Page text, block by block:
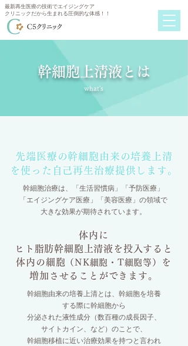
最新再生医療の技術でエイジングケア
クリニックだから生まれる圧倒的な体感！！
幹細胞上清液とは
what's
先端医療の幹細胞由来の培養上清
を使った自己再生治療提供します。
幹細胞治療は、「生活習慣病」「予防医療」
「エイジングケア医療」「美容医療」の領域で
大きな効果が期待されています。
体内に
ヒト脂肪幹細胞上清液を投入すると
体内の細胞 （NK細胞・T細胞等）
を
増加させることができます。
幹細胞由来の培養上清とは、幹細胞を培養
する際に幹細胞から
分泌された液性成分（数百種の成長因子、
サイトカイン、など）のことで、
幹細胞移植に近い治療効果を持つと言われ